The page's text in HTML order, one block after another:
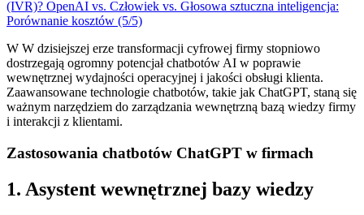
(IVR)? OpenAI vs. Człowiek vs. Głosowa sztuczna inteligencja:
Porównanie kosztów (5/5)
W W dzisiejszej erze transformacji cyfrowej firmy stopniowo
dostrzegają ogromny potencjał chatbotów AI w poprawie
wewnętrznej wydajności operacyjnej i jakości obsługi klienta.
Zaawansowane technologie chatbotów, takie jak ChatGPT, staną się
ważnym narzędziem do zarządzania wewnętrzną bazą wiedzy firmy
i interakcji z klientami.
Zastosowania chatbotów ChatGPT w firmach
1. Asystent wewnętrznej bazy wiedzy